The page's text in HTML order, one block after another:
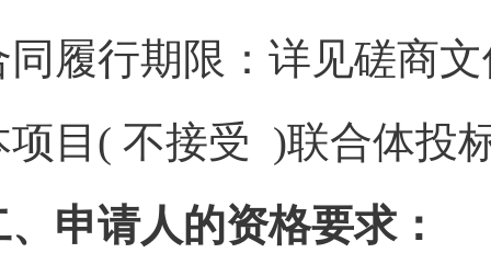
同履行期限：详见磋商
项目( 不接受 )联合体投
、申请人的资格要求：